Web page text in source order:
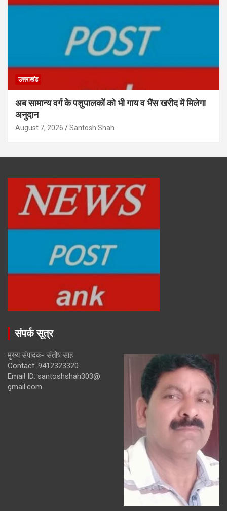
उत्तराखंड
अब सामान्य वर्ग के पशुपालकों को भी गाय व भैंस खरीद में मिलेगा
अनुदान
August 7, 2026 Santosh Shah
संपर्क सूत्र
मुख्य संपादक- संतोष साह
Contact: 9412323320
Email ID: santoshshah303@
gmail.com